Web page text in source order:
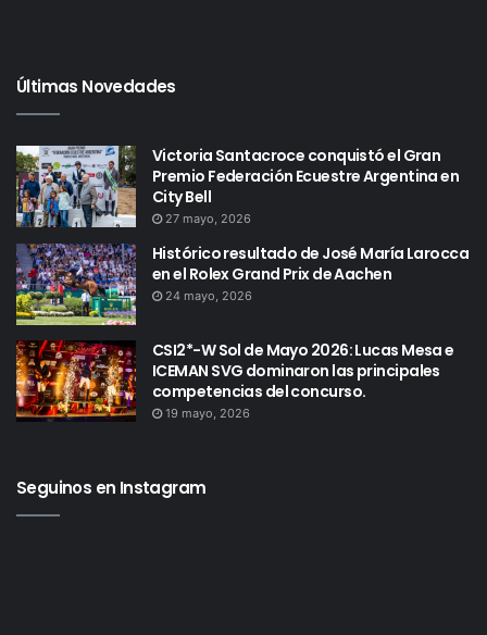
Últimas Novedades
Victoria Santacroce conquistó el Gran
Premio Federación Ecuestre Argentina en
City Bell
27 mayo, 2026
Histórico resultado de José María Larocca
en el Rolex Grand Prix de Aachen
24 mayo, 2026
CSI2*-W Sol de Mayo 2026: Lucas Mesa e
ICEMAN SVG dominaron las principales
competencias del concurso.
19 mayo, 2026
Seguinos en Instagram